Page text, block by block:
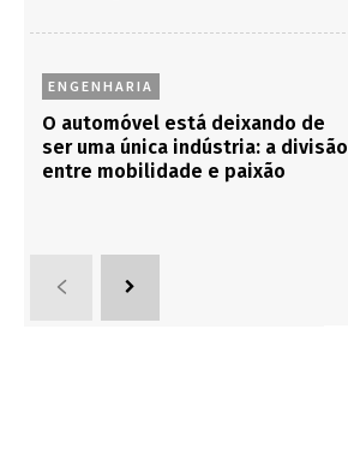
ENGENHARIA
O automóvel está deixando de
ser uma única indústria: a divisão
entre mobilidade e paixão